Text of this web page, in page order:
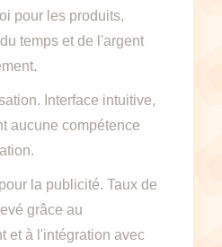
pour les produits,
temps et de l'argent
Interface intuitive,
aucune compétence
la publicité. Taux de
grâce au
et à l'intégration avec